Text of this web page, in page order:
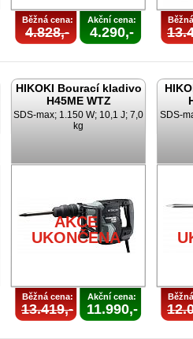
Běžná cena:
4.828,-
Akční cena:
4.290,-
HIKOKI Bourací kladivo
H45ME WTZ
SDS-max; 1.150 W; 10,1 J; 7,0
kg
AKCE
UKONČENA
Běžná cena:
13.419,-
Akční cena:
11.990,-
SDS-